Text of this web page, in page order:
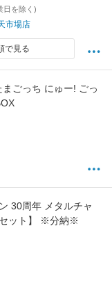
日を除く)
市場店
で見る
ごっち にゅー! ごっ
30周年 メタルチャ
ット】 ※分納※